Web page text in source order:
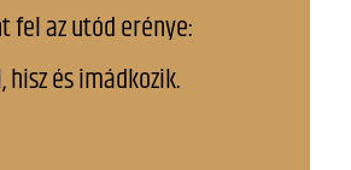
fel az utód erénye:
hisz és imádkozik.